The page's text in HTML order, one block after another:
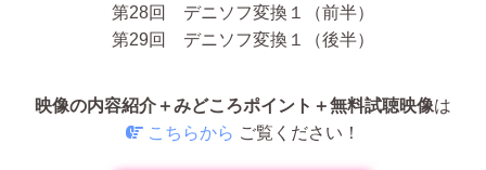
第28回 デニソフ変換１（前半）
第29回 デニソフ変換１（後半）
映像の内容紹介＋みどころポイント＋無料試聴映像は
こちらから ご覧ください！